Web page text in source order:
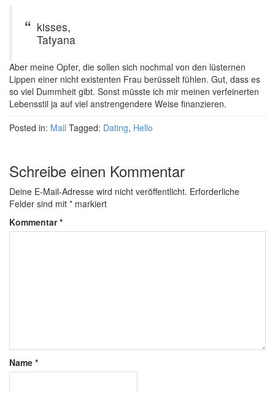
kisses,
Tatyana
Aber meine Opfer, die sollen sich nochmal von den lüsternen
Lippen einer nicht existenten Frau berüsselt fühlen. Gut, dass es
so viel Dummheit gibt. Sonst müsste ich mir meinen verfeinerten
Lebensstil ja auf viel anstrengendere Weise finanzieren.
Posted in: Mail Tagged: Dating, Hello
Schreibe einen Kommentar
Deine E-Mail-Adresse wird nicht veröffentlicht. Erforderliche
Felder sind mit * markiert
Kommentar*
Name *